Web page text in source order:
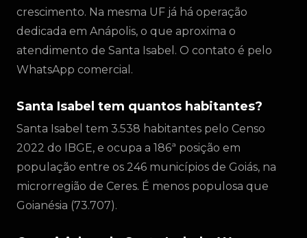
crescimento. Na mesma UF já há operação
dedicada em Anápolis, o que aproxima o
atendimento de Santa Isabel. O contato é pelo
WhatsApp comercial.
Santa Isabel tem quantos habitantes?
Santa Isabel tem 3.538 habitantes pelo Censo
2022 do IBGE, e ocupa a 186ª posição em
população entre os 246 municípios de Goiás, na
microrregião de Ceres. É menos populosa que
Goianésia (73.707).